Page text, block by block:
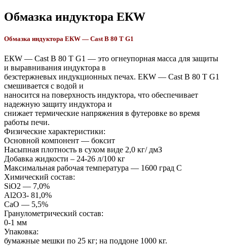
Обмазка индуктора ЕКW
Обмазка индуктора ЕКW — Cast B 80 T G1
ЕКW — Cast B 80 T G1 — это огнеупорная масса для защиты
и выравнивания индуктора в
безстержневых индукционных печах. ЕКW — Cast B 80 T G1
смешивается с водой и
наносится на поверхность индуктора, что обеспечивает
надежную защиту индуктора и
снижает термические напряжения в футеровке во время
работы печи.
Физические характеристики:
Основной компонент — боксит
Насыпная плотность в сухом виде 2,0 кг/ дмЗ
Добавка жидкости – 24-26 л/100 кг
Максимальная рабочая температура — 1600 град С
Химический состав:
SiО2 — 7,0%
Аl2O3- 81,0%
СаО — 5,5%
Гранулометрический состав:
0-1 мм
Упаковка:
бумажные мешки по 25 кг; на поддоне 1000 кг.